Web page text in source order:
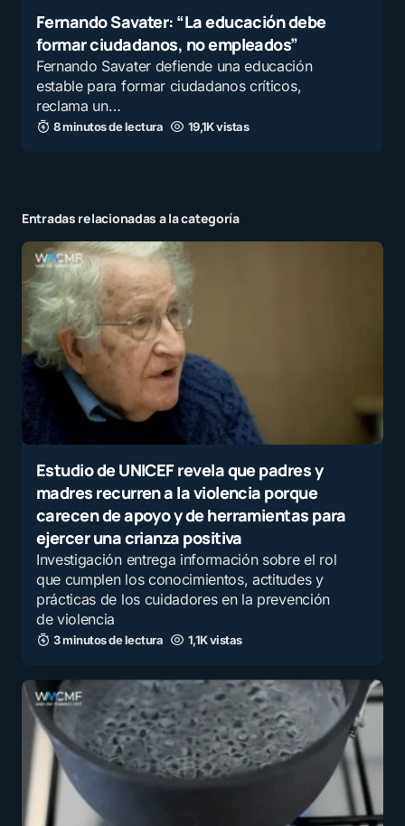
Fernando Savater: “La educación debe
formar ciudadanos, no empleados”
Fernando Savater defiende una educación
estable para formar ciudadanos críticos,
reclama un…
8 minutos de lectura 19,1K vistas
Entradas relacionadas a la categoría
Estudio de UNICEF revela que padres y
madres recurren a la violencia porque
carecen de apoyo y de herramientas para
ejercer una crianza positiva
Investigación entrega información sobre el rol
que cumplen los conocimientos, actitudes y
prácticas de los cuidadores en la prevención
de violencia
3 minutos de lectura 1,1K vistas